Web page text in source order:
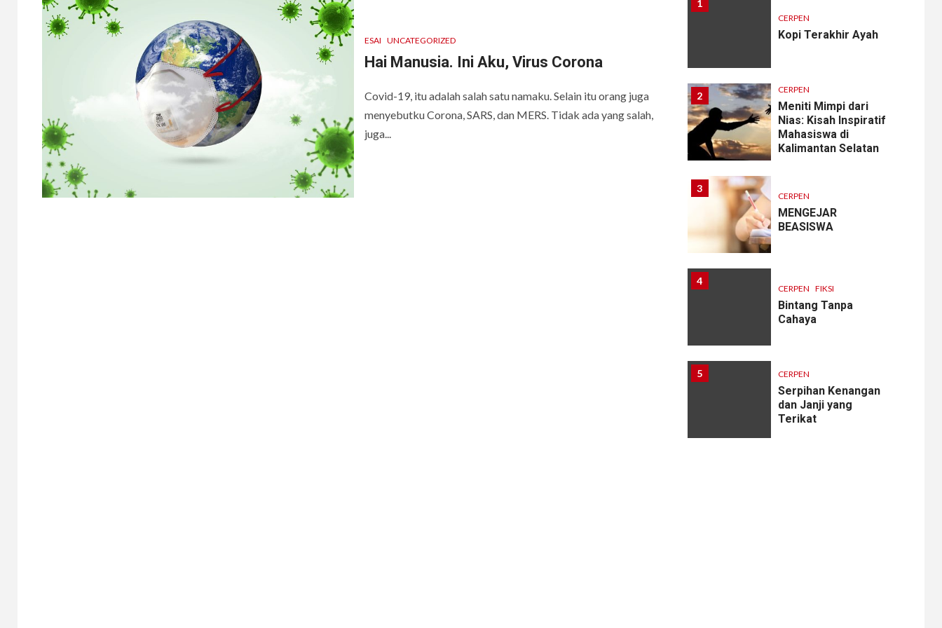
ESAI UNCATEGORIZED
Hai Manusia. Ini Aku, Virus Corona
Covid-19, itu adalah salah satu namaku. Selain itu orang juga
menyebutku Corona, SARS, dan MERS. Tidak ada yang salah,
juga...
1
CERPEN
Kopi Terakhir Ayah
2 CERPEN
Meniti Mimpi dari
Nias: Kisah Inspiratif
Mahasiswa di
Kalimantan Selatan
3
CERPEN
MENGEJAR
BEASISWA
4
CERPEN FIKSI
Bintang Tanpa
Cahaya
5 CERPEN
Serpihan Kenangan
dan Janji yang
Terikat